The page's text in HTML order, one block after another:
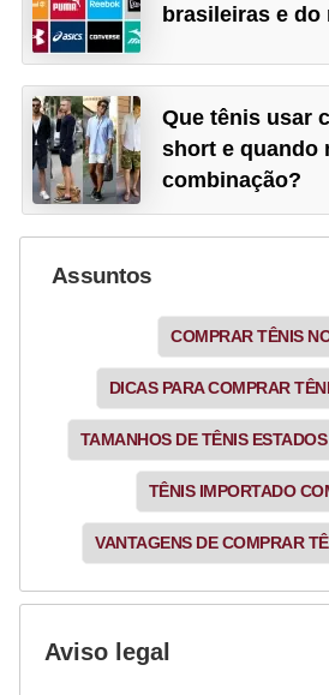
brasileiras e do
Que tênis usar
short e quando
combinação?
Assuntos
COMPRAR TÊNIS
DICAS PARA COMPRAR
TAMANHOS DE TÊNIS
TÊNIS IMPORTADO
VANTAGENS DE COMPRAR
Aviso legal